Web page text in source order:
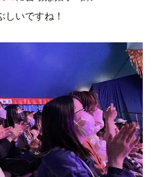
しいですね！